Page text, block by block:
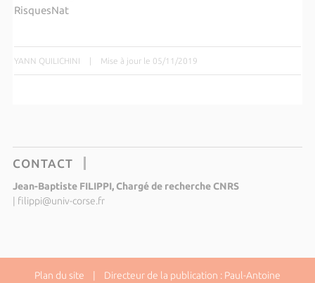
RisquesNat
YANN QUILICHINI | Mise à jour le 05/11/2019
CONTACT
Jean-Baptiste FILIPPI, Chargé de recherche CNRS
| filippi@univ-corse.fr
Plan du site | Directeur de la publication : Paul-Antoine